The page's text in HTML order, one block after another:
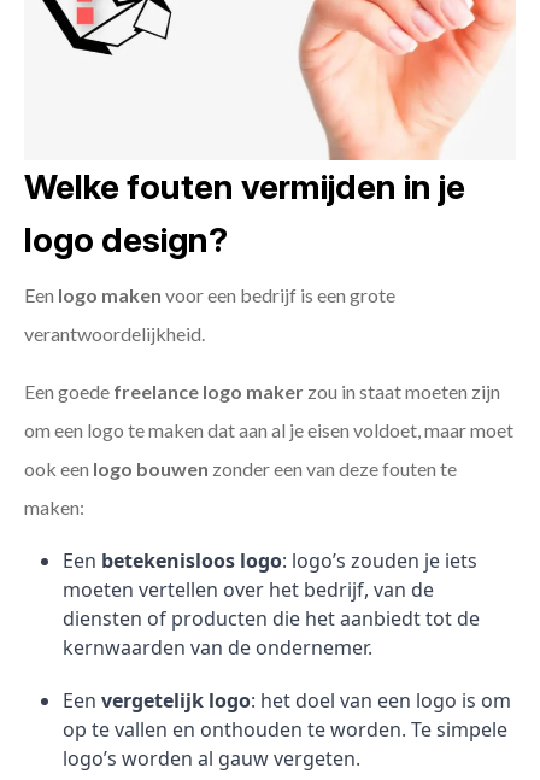
Welke fouten vermijden in je
logo design?
Een logo maken voor een bedrijf is een grote
verantwoordelijkheid.
Een goede freelance logo maker zou in staat moeten zijn
om een logo te maken dat aan al je eisen voldoet, maar moet
ook een logo bouwen zonder een van deze fouten te
maken:
Een betekenisloos logo: logo’s zouden je iets
moeten vertellen over het bedrijf, van de
diensten of producten die het aanbiedt tot de
kernwaarden van de ondernemer.
Een vergetelijk logo: het doel van een logo is om
op te vallen en onthouden te worden. Te simpele
logo’s worden al gauw vergeten.